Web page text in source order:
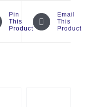
Pin
This
Product
Email
This
Product